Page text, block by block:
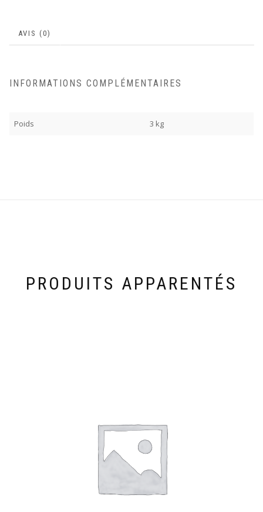
AVIS (0)
INFORMATIONS COMPLÉMENTAIRES
Poids 3 kg
PRODUITS APPARENTÉS